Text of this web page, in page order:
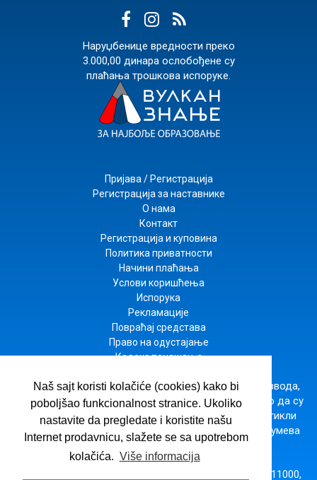
Naš sajt koristi kolačiće (cookies) kako bi
poboljšao funkcionalnost stranice. Ukoliko
nastavite da pregledate i koristite našu
Internet prodavnicu, slažete se sa upotrebom
kolačića. Više informacija
Наруџбенице вредности преко
3.000,00 динара ослобођене су
плаћања трошкова испоруке.
Пријава / Регистрација
Регистрација за наставнике
О нама
Контакт
Регистрација и куповина
Политика приватности
Начини плаћања
Услови коришћења
Испорука
Рекламације
Повраћај средстава
Право на одустајање
Кодекс понашања
Настојимо да будемо што прецизнији у опису производа,
приказу слика и цена, али не можемо да гарантујемо да су
све информације комплетне и без грешака. Сви артикли
приказани на сајту су део наше понуде и не подразумева
да су доступни у сваком тренутку.
· Господара Вучића 245б, Београд 11000,